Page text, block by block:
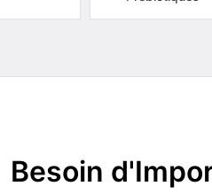
Besoin